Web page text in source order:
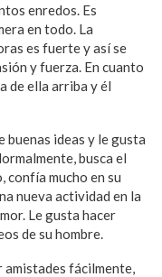
enredos. Es
en todo. La
es fuerte y así se
y fuerza. En cuanto
de ella arriba y él
ideas y le gusta
busca el
confía mucho en su
nueva actividad en la
Le gusta hacer
de su hombre.
amistades fácilmente,